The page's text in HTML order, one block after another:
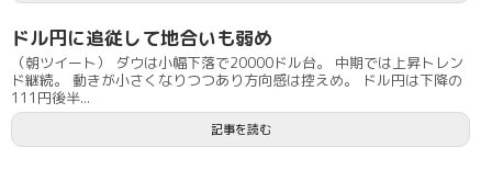
ドル円に追従して地合いも弱め
（朝ツイート） ダウは小幅下落で20000ドル台。 中期では上昇トレン
ド継続。 動きが小さくなりつつあり方向感は控えめ。 ドル円は下降の
111円後半...
記事を読む